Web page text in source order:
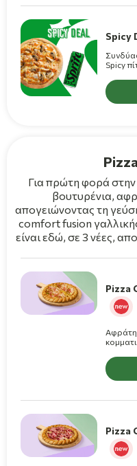
Spicy
Spicy
Για πρώτη φορά
βουτυρένια,
απογειώνοντας τη
comfort fusion
είναι εδώ, σε 3 νέες,
Pizza
Pizza